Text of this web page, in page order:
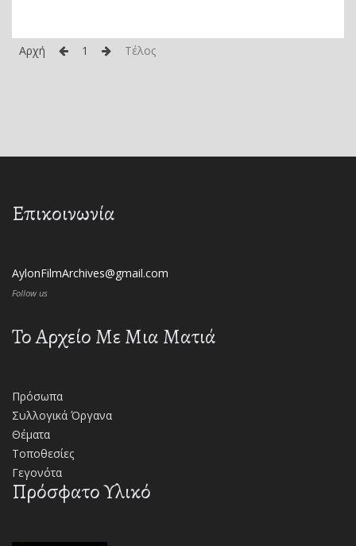
Αρχή 1 Τέλος
Επικοινωνία
AylonFilmArchives@gmail.com
Follow us
Το Αρχείο Με Μια Ματιά
Πρόσωπα
Συλλογικά Όργανα
Θέματα
Τοποθεσίες
Γεγονότα
Πρόσφατο Υλικό